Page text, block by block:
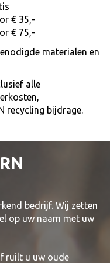
€ 35,-
€ 75,-
materialen en
alle
recycling bijdrage.
bedrijf. Wij zetten
op uw naam met uw
ruilt u uw oude